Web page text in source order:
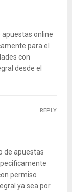
apuestas online
para el
con
desde el
de apuestas
permiso
ya sea por
REPLY